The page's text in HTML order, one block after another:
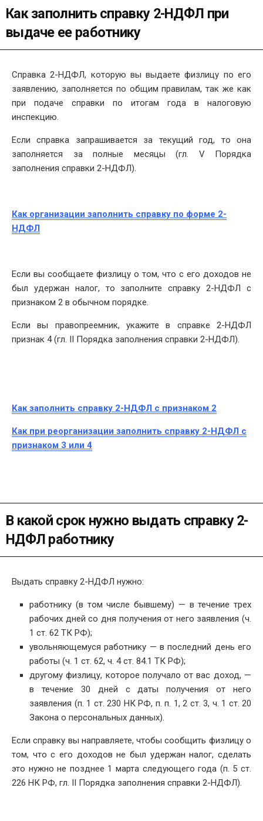
Как заполнить справку 2-НДФЛ при
выдаче ее работнику
Справка 2-НДФЛ, которую вы выдаете физлицу по его
заявлению, заполняется по общим правилам, так же как
при подаче справки по итогам года в налоговую
инспекцию.
Если справка запрашивается за текущий год, то она
заполняется за полные месяцы (гл. V Порядка
заполнения справки 2-НДФЛ).
Как организации заполнить справку по форме 2-
НДФЛ
Если вы сообщаете физлицу о том, что с его доходов не
был удержан налог, то заполните справку 2-НДФЛ с
признаком 2 в обычном порядке.
Если вы правопреемник, укажите в справке 2-НДФЛ
признак 4 (гл. II Порядка заполнения справки 2-НДФЛ).
Как заполнить справку 2-НДФЛ с признаком 2
Как при реорганизации заполнить справку 2-НДФЛ с
признаком 3 или 4
В какой срок нужно выдать справку 2-
НДФЛ работнику
Выдать справку 2-НДФЛ нужно:
работнику (в том числе бывшему) — в течение трех
рабочих дней со дня получения от него заявления (ч.
1 ст. 62 ТК РФ);
увольняющемуся работнику — в последний день его
работы (ч. 1 ст. 62, ч. 4 ст. 84.1 ТК РФ);
другому физлицу, которое получало от вас доход, —
в течение 30 дней с даты получения от него
заявления (п. 1 ст. 230 НК РФ, п. п. 1, 2 ст. 3, ч. 1 ст. 20
Закона о персональных данных).
Если справку вы направляете, чтобы сообщить физлицу о
том, что с его доходов не был удержан налог, сделать
это нужно не позднее 1 марта следующего года (п. 5 ст.
226 НК РФ, гл. II Порядка заполнения справки 2-НДФЛ).